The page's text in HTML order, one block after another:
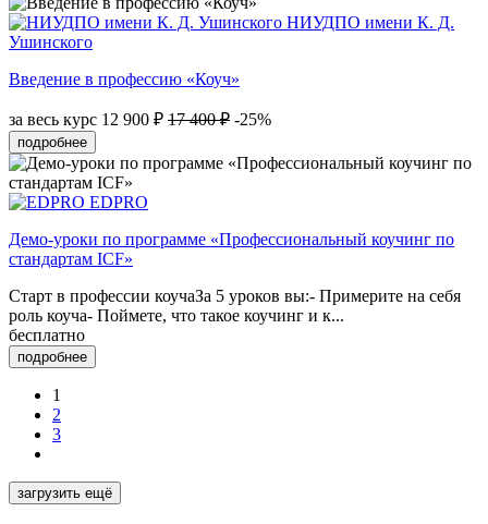
НИУДПО имени К. Д.
Ушинского
Введение в профессию «Коуч»
за весь курс 12 900 ₽ 17 400 ₽ -25%
подробнее
EDPRO
Демо-уроки по программе «Профессиональный коучинг по
стандартам ICF»
Старт в профессии коучаЗа 5 уроков вы:- Примерите на себя
роль коуча- Поймете, что такое коучинг и к...
бесплатно
подробнее
1
2
3
загрузить ещё